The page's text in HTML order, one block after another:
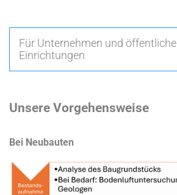
Für Unternehmen und öffentliche
Einrichtungen
Unsere Vorgehensweise
Bei Neubauten